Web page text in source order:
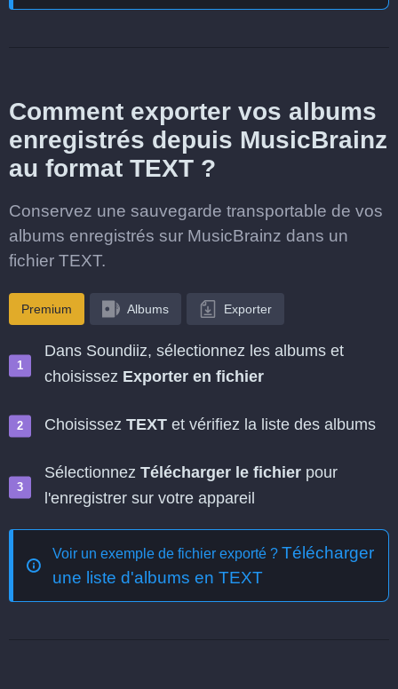
Comment exporter vos albums
enregistrés depuis MusicBrainz
au format TEXT ?
Conservez une sauvegarde transportable de vos
albums enregistrés sur MusicBrainz dans un
fichier TEXT.
Premium Albums Exporter
Dans Soundiiz, sélectionnez les albums et
choisissez Exporter en fichier
Choisissez TEXT et vérifiez la liste des albums
Sélectionnez Télécharger le fichier pour
l'enregistrer sur votre appareil
Voir un exemple de fichier exporté ? Télécharger
une liste d'albums en TEXT